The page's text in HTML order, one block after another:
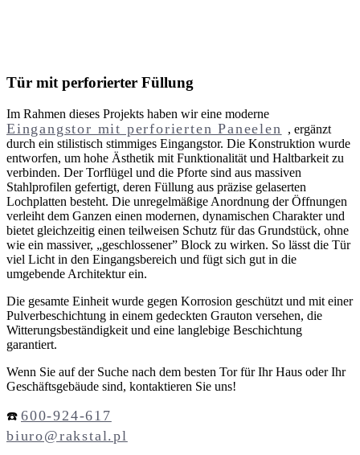
Tür mit perforierter Füllung
Im Rahmen dieses Projekts haben wir eine moderne
Eingangstor mit perforierten Paneelen
, ergänzt
durch ein stilistisch stimmiges Eingangstor. Die Konstruktion wurde
entworfen, um hohe Ästhetik mit Funktionalität und Haltbarkeit zu
verbinden. Der Torflügel und die Pforte sind aus massiven
Stahlprofilen gefertigt, deren Füllung aus präzise gelaserten
Lochplatten besteht. Die unregelmäßige Anordnung der Öffnungen
verleiht dem Ganzen einen modernen, dynamischen Charakter und
bietet gleichzeitig einen teilweisen Schutz für das Grundstück, ohne
wie ein massiver, „geschlossener” Block zu wirken. So lässt die Tür
viel Licht in den Eingangsbereich und fügt sich gut in die
umgebende Architektur ein.
Die gesamte Einheit wurde gegen Korrosion geschützt und mit einer
Pulverbeschichtung in einem gedeckten Grauton versehen, die
Witterungsbeständigkeit und eine langlebige Beschichtung
garantiert.
Wenn Sie auf der Suche nach dem besten Tor für Ihr Haus oder Ihr
Geschäftsgebäude sind, kontaktieren Sie uns!
☎️ 600-924-617
biuro@rakstal.pl